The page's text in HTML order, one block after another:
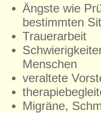
Ängste wie
bestimmten
Trauerarbeit
Menschen
veraltete
Migräne,